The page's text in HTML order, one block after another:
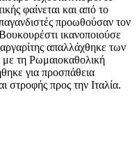
φαίνεται και από το
προωθούσαν τον
ικανοποιούσε
απαλλάχθηκε των
με τη Ρωμαιοκαθολική
για προσπάθεια
στροφής προς την Ιταλία.